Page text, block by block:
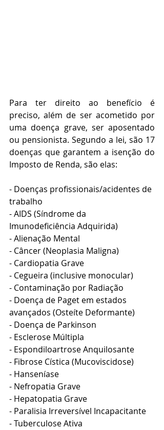
Para ter direito ao benefício é
preciso, além de ser acometido por
uma doença grave, ser aposentado
ou pensionista. Segundo a lei, são 17
doenças que garantem a isenção do
Imposto de Renda, são elas:
- Doenças profissionais/acidentes de
trabalho
- AIDS (Síndrome da
Imunodeficiência Adquirida)
- Alienação Mental
- Câncer (Neoplasia Maligna)
- Cardiopatia Grave
- Cegueira (inclusive monocular)
- Contaminação por Radiação
- Doença de Paget em estados
avançados (Osteíte Deformante)
- Doença de Parkinson
- Esclerose Múltipla
- Espondiloartrose Anquilosante
- Fibrose Cística (Mucoviscidose)
- Hanseníase
- Nefropatia Grave
- Hepatopatia Grave
- Paralisia Irreversível Incapacitante
- Tuberculose Ativa